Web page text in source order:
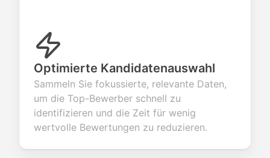
Optimierte Kandidatenauswahl
Sammeln Sie fokussierte, relevante Daten,
um die Top-Bewerber schnell zu
identifizieren und die Zeit für wenig
wertvolle Bewertungen zu reduzieren.